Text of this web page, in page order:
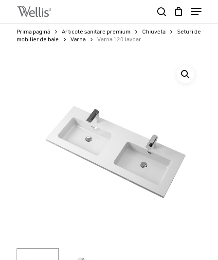
content
Menu
Cart
Prima pagină Articole sanitare premium Chiuveta
Seturi de
mobilier de baie
Varna Varna 120 lavoar
Close